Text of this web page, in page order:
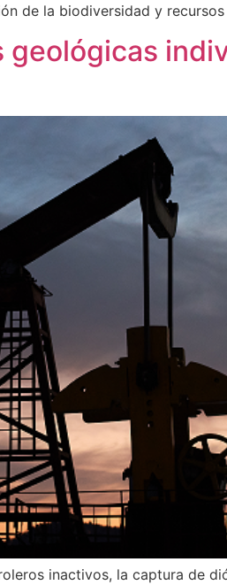
de la biodiversidad y
inactivos, la captura de